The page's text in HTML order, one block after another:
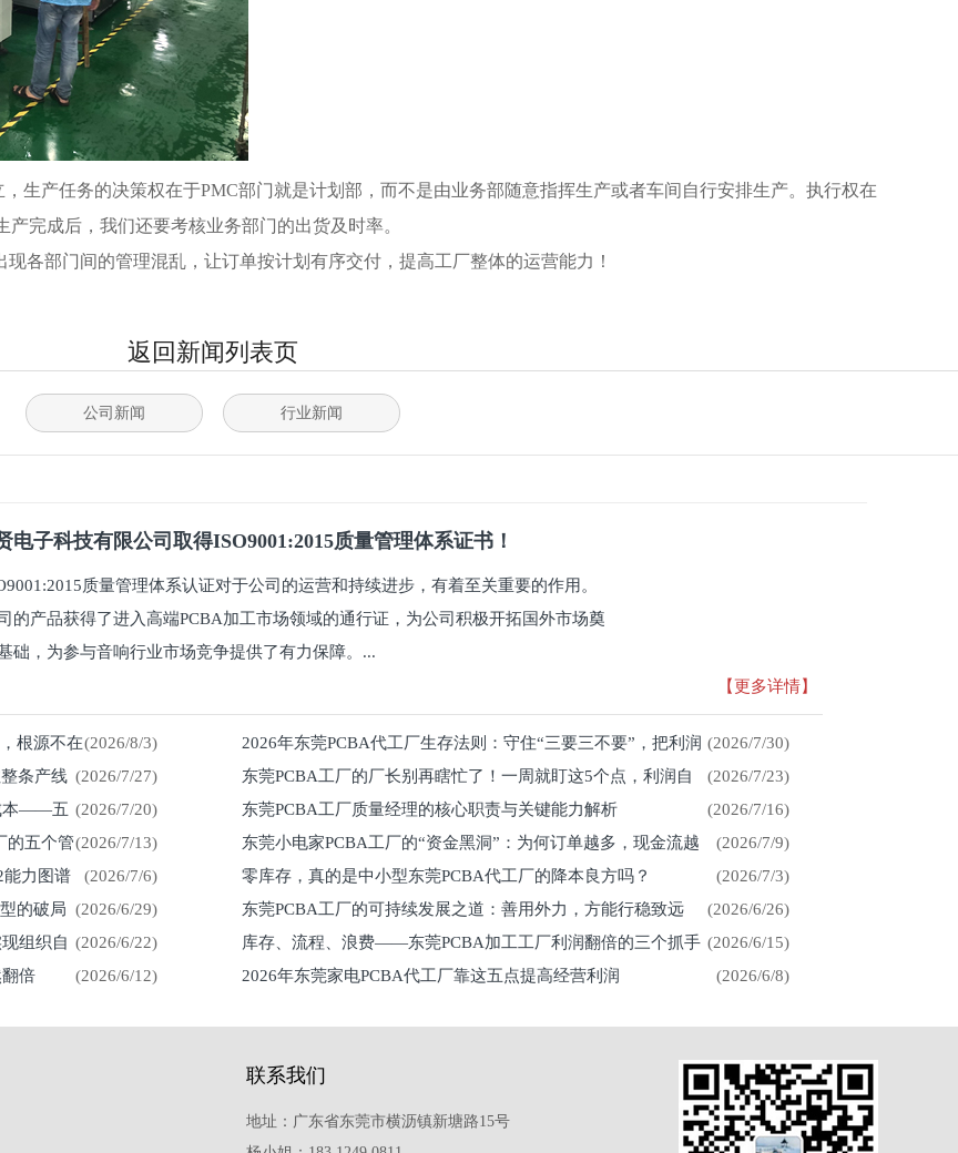
生产任务的决策权在于PMC部门就是计划部，而不是由业务部随意指挥生产或者车间自行安排生产。执行权在
完成后，我们还要考核业务部门的出货及时率。
各部门间的管理混乱，让订单按计划有序交付，提高工厂整体的运营能力！
返回新闻列表页
公司新闻 行业新闻
电子科技有限公司取得ISO9001:2015质量管理体系证书！
质量管理体系认证对于公司的运营和持续进步，有着至关重要的作用。
的产品获得了进入高端PCBA加工市场领域的通行证，为公司积极开拓国外市场奠
础，为参与音响行业市场竞争提供了有力保障。...
【更多详情】
(2026/8/3)
根源不在
(2026/7/30)
2026年东莞PCBA代工厂生存法则：守住“三要三不要”，把利润
留在车间
(2026/7/27)
条产线
(2026/7/23)
东莞PCBA工厂的厂长别再瞎忙了！一周就盯这5个点，利润自
然来
(2026/7/20)
本——五
(2026/7/16)
东莞PCBA工厂质量经理的核心职责与关键能力解析
(2026/7/13)
的五个管
(2026/7/9)
东莞小电家PCBA工厂的“资金黑洞”：为何订单越多，现金流越
紧？
(2026/7/6)
能力图谱 (2026/7/3)
零库存，真的是中小型东莞PCBA代工厂的降本良方吗？
(2026/6/29)
的破局
(2026/6/26)
东莞PCBA工厂的可持续发展之道：善用外力，方能行稳致远
(2026/6/22)
组织自
(2026/6/15)
库存、流程、浪费——东莞PCBA加工工厂利润翻倍的三个抓手
(2026/6/12)
倍 (2026/6/8)
2026年东莞家电PCBA代工厂靠这五点提高经营利润
联系我们
地址：广东省东莞市横沥镇新塘路15号